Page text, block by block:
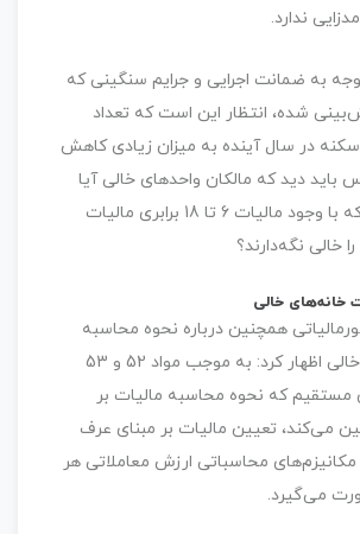
ندارد.
به ضمانت اجرایی و جرایم سنگینی که
شده، انتظار این است که تعداد
سکنه در سال آینده به میزان زیادی کاهش
باید دید که مالکان واحدهای خالی آیا
همچنان حاضرند که با وجود مالیات 6 تا 18 برابری مالیات
خالی نگه‌دارند؟
خانه‌های خالی
همچنین درباره نحوه محاسبه
مالیات خانه‌های خالی اظهار کرد: به موجب مواد 52 و 53
مستقیم که نحوه محاسبه مالیات بر
می‌کند، تعیین مالیات بر مبنای عرف
محاسباتی ارزش معاملاتی هر
می‌گیرد.